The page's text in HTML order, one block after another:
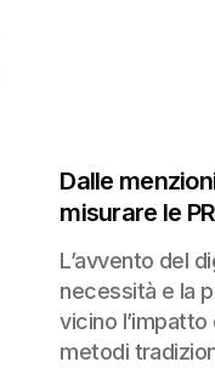
Dalle
misurare le PR
L’avvento del
necessità e la
vicino
metodi